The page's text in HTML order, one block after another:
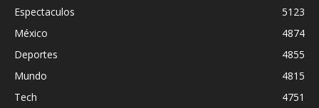
Espectaculos
5123
México
4874
Deportes
4855
Mundo
4815
Tech
4751